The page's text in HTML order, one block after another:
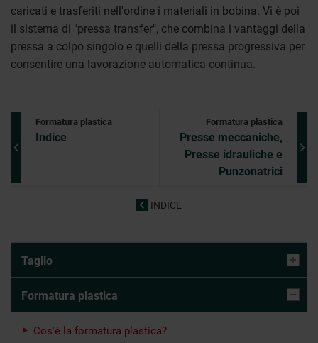
caricati e trasferiti nell'ordine i materiali in bobina. Vi è poi
il sistema di "pressa transfer", che combina i vantaggi della
pressa a colpo singolo e quelli della pressa progressiva per
consentire una lavorazione automatica continua.
Formatura plastica
Indice
Formatura plastica
Presse meccaniche,
Presse idrauliche e
Punzonatrici
INDICE
Taglio
Formatura plastica
Cos'è la formatura plastica?